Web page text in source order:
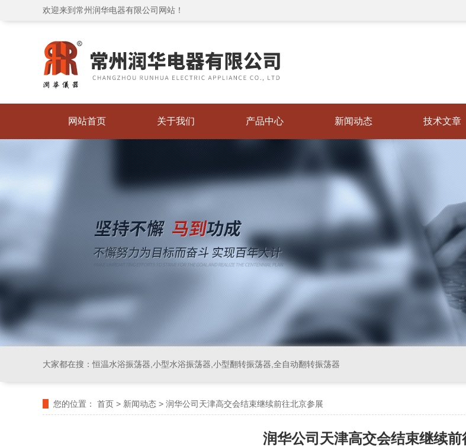
欢迎来到常州润华电器有限公司网站！
网站首页 关于我们 产品中心 新闻动态 技术文章
大家都在搜：恒温水浴振荡器,小型水浴振荡器,小型翻转振荡器,全自动翻转振荡器
您的位置： 首页 > 新闻动态 > 润华公司天津高交会结束继续前往北京参展
润华公司天津高交会结束继续前